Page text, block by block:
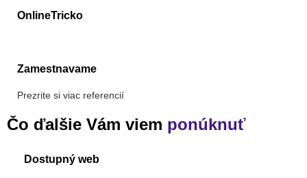
OnlineTricko
Zamestnavame
Prezrite si viac referencií
Čo ďalšie Vám viem ponúknuť
Dostupný web